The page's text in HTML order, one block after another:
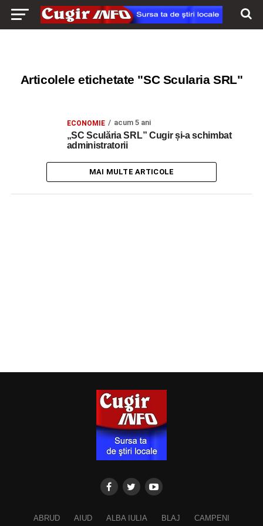
Articolele etichetate "SC Scularia SRL"
ECONOMIE acum 5 ani
„SC Sculăria SRL” Cugir și-a schimbat
administratorii
MAI MULTE ARTICOLE
ABRUD AIUD ALBA IULIA BLAJ CAMPENI